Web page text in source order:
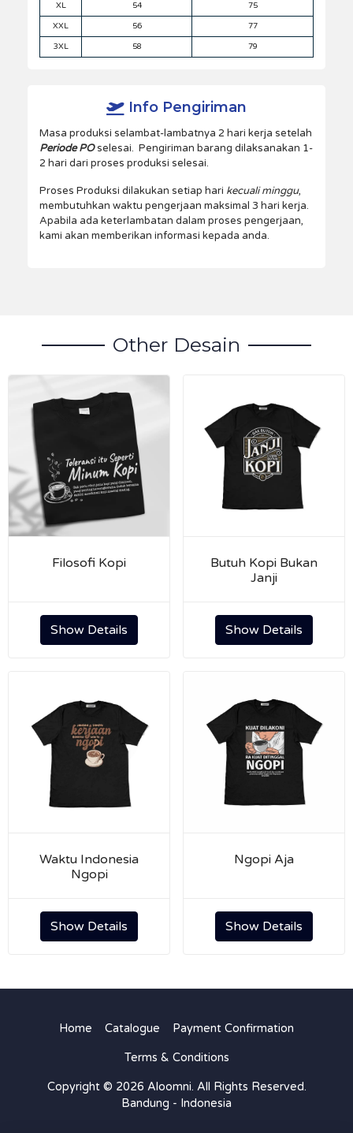
XL 54 75
XXL 56 77
3XL 58 79
Info Pengiriman
Masa produksi selambat-lambatnya 2 hari kerja setelah
Periode POselesai. Pengiriman barang dilaksanakan 1-
2 hari dari proses produksi selesai.
Proses Produksi dilakukan setiap hari kecuali minggu,
membutuhkan waktu pengerjaan maksimal 3 hari kerja.
Apabila ada keterlambatan dalam proses pengerjaan,
kami akan memberikan informasi kepada anda.
Other Desain
Filosofi Kopi
Show Details
Butuh Kopi Bukan
Janji
Show Details
Waktu Indonesia
Ngopi
Show Details
Ngopi Aja
Show Details
Home Catalogue Payment Confirmation
Terms & Conditions
Copyright © 2026 Aloomni. All Rights Reserved.
Bandung - Indonesia